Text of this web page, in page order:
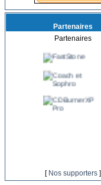
Partenaires
Partenaires
[ Nos supporters]